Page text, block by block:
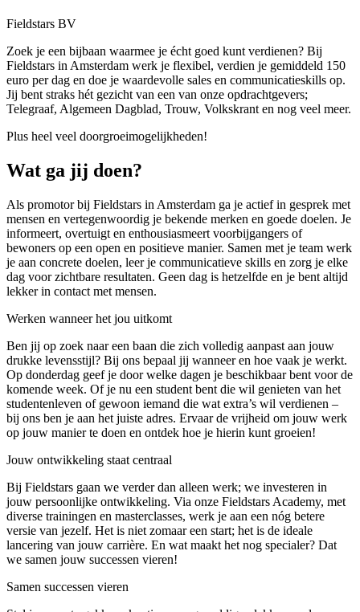
Fieldstars BV
Zoek je een bijbaan waarmee je écht goed kunt verdienen? Bij
Fieldstars in Amsterdam werk je flexibel, verdien je gemiddeld 150
euro per dag en doe je waardevolle sales en communicatieskills op.
Jij bent straks hét gezicht van een van onze opdrachtgevers;
Telegraaf, Algemeen Dagblad, Trouw, Volkskrant en nog veel meer.
Plus heel veel doorgroeimogelijkheden!
Wat ga jij doen?
Als promotor bij Fieldstars in Amsterdam ga je actief in gesprek met
mensen en vertegenwoordig je bekende merken en goede doelen. Je
informeert, overtuigt en enthousiasmeert voorbijgangers of
bewoners op een open en positieve manier. Samen met je team werk
je aan concrete doelen, leer je communicatieve skills en zorg je elke
dag voor zichtbare resultaten. Geen dag is hetzelfde en je bent altijd
lekker in contact met mensen.
Werken wanneer het jou uitkomt
Ben jij op zoek naar een baan die zich volledig aanpast aan jouw
drukke levensstijl? Bij ons bepaal jij wanneer en hoe vaak je werkt.
Op donderdag geef je door welke dagen je beschikbaar bent voor de
komende week. Of je nu een student bent die wil genieten van het
studentenleven of gewoon iemand die wat extra’s wil verdienen –
bij ons ben je aan het juiste adres. Ervaar de vrijheid om jouw werk
op jouw manier te doen en ontdek hoe je hierin kunt groeien!
Jouw ontwikkeling staat centraal
Bij Fieldstars gaan we verder dan alleen werk; we investeren in
jouw persoonlijke ontwikkeling. Via onze Fieldstars Academy, met
diverse trainingen en masterclasses, werk je aan een nóg betere
versie van jezelf. Het is niet zomaar een start; het is de ideale
lancering van jouw carrière. En wat maakt het nog specialer? Dat
we samen jouw successen vieren!
Samen successen vieren